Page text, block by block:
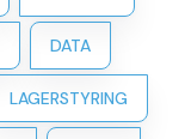
DATA
LAGERSTYRING